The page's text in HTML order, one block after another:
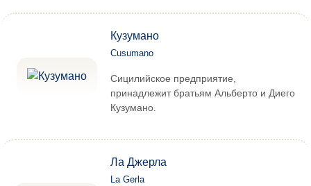
Кузумано
Cusumano
Сицилийское предприятие,
принадлежит братьям Альберто и Диего
Кузумано.
Ла Джерла
La Gerla